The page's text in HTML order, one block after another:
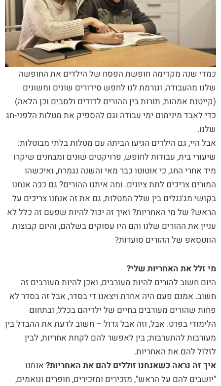
כמדי שנה מקדימה חופשת הפסח של הילדים את החופשה
שלנו מהעבודה, וגורמת לנו לחפש סידורים שונים ומשונים
(קייטנת אמהות, תורות בין ההורים לדודים ולסבים וכן הלאה)
כדי לאבד מינימום ימי עבודה וגם להספיק את מטלות הלפני-חג
שלנו.
אבל היי, גם הילדים הגיעו הביתה עם מטלות בלתי מבוטלות:
שיעורי בית, עבודות לחופש, פרויקטים שונים ומבחנים שיקרו
מיד אחרי החג, כי אוטוטו כבר מאי והשנה נגמרת, ואיכשהו
המורים צריכים לתת ציונים. ומה איתנו ההורים? גם ככה אנחנו
בקושי מג'נגלים בין שלל המטלות, גם את זה אנחנו צריכים על
הראש? של מי האחריות? ואיך זה יכול להיות שפעם זה כלל לא
עניין את ההורים שלנו והם היו עסוקים בשלהם, והיום קבוצות
הווטסאפ של ההורים סוערות?
מי זלל את האחריות שלי?
היום חשוב להורים להיות מעורבים, ואכן להיות מעורבים זה
חשוב. אמנם פעם היה אחרת ויצאנו די בסדר, אבל זה בסדר לא
פחות שהורים מעורבים בחיים של ילדיהם בכלל, ובתחום
הלימודי בפרט. אבל, וזה אבל גדול – חשוב לדעת את ההבדל בין
מעורבות להתערבות; בין לאפשר להם לקחת אחריות, לבין
לזלול להם את האחריות.
איך זה נראה כשאנחנו זוללים להם את האחריות? אנחנו
"יושבים להם על הראש", מזכירים ומזכירים, חופרים ונואמים,